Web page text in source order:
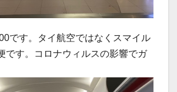
です。タイ航空ではなくスマイル
です。コロナウィルスの影響でガ